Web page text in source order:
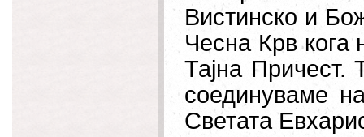
Вистинско и
Чесна Крв кога
Тајна Причест.
соединуваме
Светата